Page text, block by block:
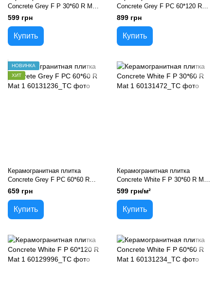
Concrete Grey F P 30*60 R Mat
1
599 грн
Купить
Concrete Grey F PC 60*120 R
Mat 1
899 грн
Купить
НОВИНКА
ХИТ
Керамогранитная плитка
Concrete Grey F PC 60*60 R
Mat 1
659 грн
Купить
Керамогранитная плитка
Concrete White F P 30*60 R Mat
1
599 грн/м²
Купить